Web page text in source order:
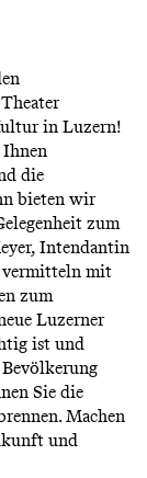
in Luzern!
die
bieten wir
zum
Intendantin
vermitteln mit
zum
Luzerner
ist und
Sie die
Machen
und